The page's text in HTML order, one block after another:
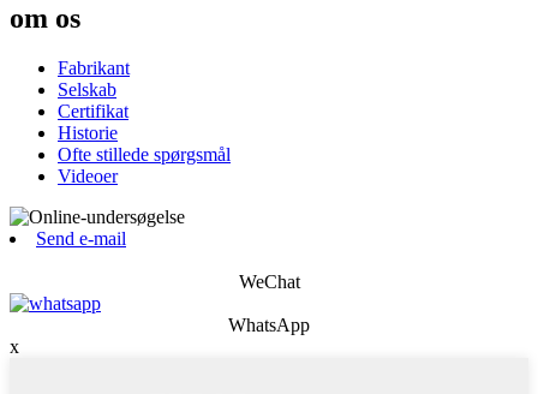
om os
Fabrikant
Selskab
Certifikat
Historie
Ofte stillede spørgsmål
Videoer
Send e-mail
WeChat
WhatsApp
x